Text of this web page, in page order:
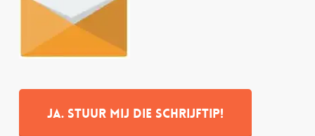
Ja. stuur mij die schrijftip!